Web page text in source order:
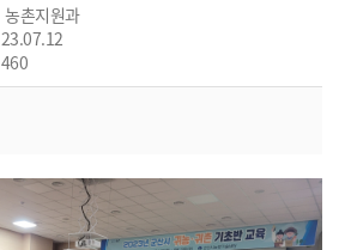
농촌지원과
23.07.12
460